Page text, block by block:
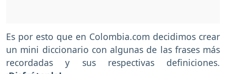
Es por esto que en Colombia.com decidimos crear
un mini diccionario con algunas de las frases más
recordadas y sus respectivas definiciones.